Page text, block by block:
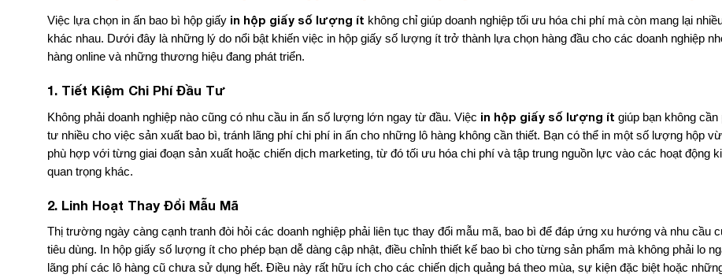
Việc lựa chọn in ấn bao bì hộp giấy in hộp giấy số lượng ít không chỉ giúp doanh nghiệp tối ưu hóa chi phí mà còn mang lại
khác nhau. Dưới đây là những lý do nổi bật khiến việc in hộp giấy số lượng ít trở thành lựa chọn hàng đầu cho các doanh nghiệp
hàng online và những thương hiệu đang phát triển.
1. Tiết Kiệm Chi Phí Đầu Tư
Không phải doanh nghiệp nào cũng có nhu cầu in ấn số lượng lớn ngay từ đầu. Việc in hộp giấy số lượng ít giúp bạn không cần
tư nhiều cho việc sản xuất bao bì, tránh lãng phí chi phí in ấn cho những lô hàng không cần thiết. Bạn có thể in một số lượng hộp
phù hợp với từng giai đoạn sản xuất hoặc chiến dịch marketing, từ đó tối ưu hóa chi phí và tập trung nguồn lực vào các hoạt động
quan trọng khác.
2. Linh Hoạt Thay Đổi Mẫu Mã
Thị trường ngày càng cạnh tranh đòi hỏi các doanh nghiệp phải liên tục thay đổi mẫu mã, bao bì để đáp ứng xu hướng và nhu cầu
tiêu dùng. In hộp giấy số lượng ít cho phép bạn dễ dàng cập nhật, điều chỉnh thiết kế bao bì cho từng sản phẩm mà không phải lo
lãng phí các lô hàng cũ chưa sử dụng hết. Điều này rất hữu ích cho các chiến dịch quảng bá theo mùa, sự kiện đặc biệt hoặc